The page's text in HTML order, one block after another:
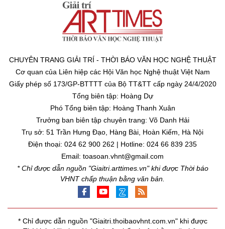
CHUYÊN TRANG GIẢI TRÍ - THỜI BÁO VĂN HỌC NGHỆ THUẬT
Cơ quan của Liên hiệp các Hội Văn học Nghệ thuật Việt Nam
Giấy phép số 173/GP-BTTTT của Bộ TT&TT cấp ngày 24/4/2020
Tổng biên tập: Hoàng Dự
Phó Tổng biên tập: Hoàng Thanh Xuân
Trưởng ban biên tập chuyên trang: Võ Danh Hải
Trụ sở: 51 Trần Hưng Đạo, Hàng Bài, Hoàn Kiếm, Hà Nội
Điện thoại: 024 62 900 262 | Hotline: 024 66 839 235
Email: toasoan.vhnt@gmail.com
* Chỉ được dẫn nguồn "Giaitri.arttimes.vn" khi được Thời báo
VHNT chấp thuận bằng văn bản.
* Chỉ được dẫn nguồn "Giaitri.thoibaovhnt.com.vn" khi được